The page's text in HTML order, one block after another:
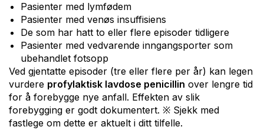
Pasienter med lymfødem
Pasienter med venøs insuffisiens
De som har hatt to eller flere episoder tidligere
Pasienter med vedvarende inngangsporter som
ubehandlet fotsopp
Ved gjentatte episoder (tre eller flere per år) kan legen
vurdere profylaktisk lavdose penicillin over lengre tid
for å forebygge nye anfall. Effekten av slik
forebygging er godt dokumentert. ※ Sjekk med
fastlege om dette er aktuelt i ditt tilfelle.